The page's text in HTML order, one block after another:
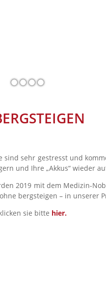
sehr gestresst und
und Ihre „Akkus“ wieder
2019 mit dem Medizin-
bergsteigen – in unserer
sie bitte hier.